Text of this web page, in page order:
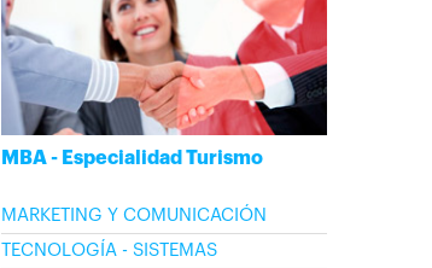
MBA - Especialidad Turismo
MARKETING Y COMUNICACIÓN
TECNOLOGÍA - SISTEMAS